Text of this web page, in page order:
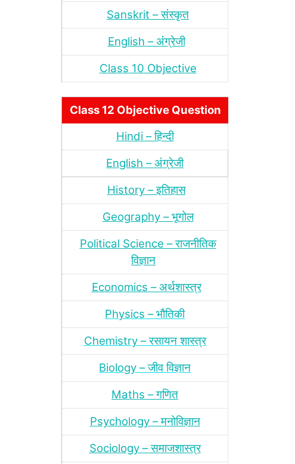
Sanskrit – संस्‍कृत
English – अंंग्रेजी
Class 10 Objective
Class 12 Objective Question
Hindi – हिन्‍दी
English – अंग्रेजी
History – इतिहास
Geography – भूगोल
Political Science – राजनीतिक
विज्ञान
Economics – अर्थशास्‍त्र
Physics – भौतिकी
Chemistry – रसायन शास्‍त्र
Biology – जीव विज्ञान
Maths – गणित
Psychology – मनोविज्ञान
Sociology – समाजशास्‍त्र